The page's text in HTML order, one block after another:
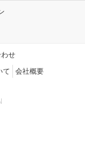
せ
て 会社概要